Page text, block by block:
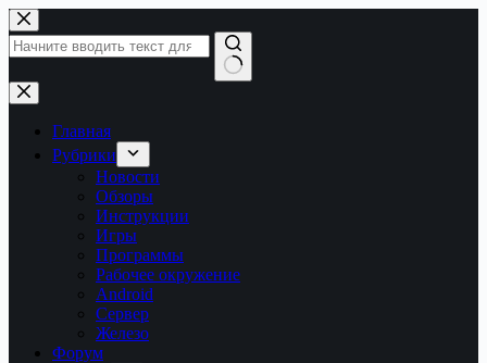
Перейти
к
сути
Ничего
не
найденоГлавная
Рубрики
Новости
Обзоры
Инструкции
Игры
Программы
Рабочее окружение
Android
Сервер
Железо
Форум